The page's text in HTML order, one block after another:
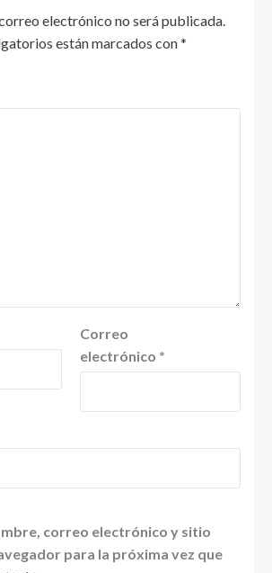
electrónico no será publicada.
están marcados con*
Correo
electrónico *
correo electrónico y sitio
para la próxima vez que